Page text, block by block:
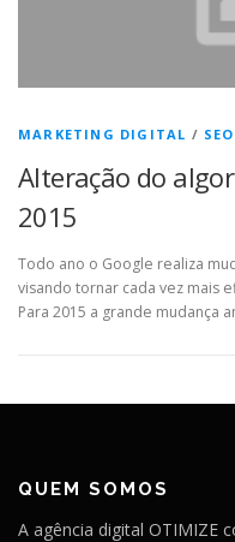
MARKETING DIGITAL / SEO
Alteração do
2015
Todo ano o Google realiza
visando tornar cada vez mais
Para 2015 a grande mudança
QUEM SOMOS
A agência digital OTIMIZE